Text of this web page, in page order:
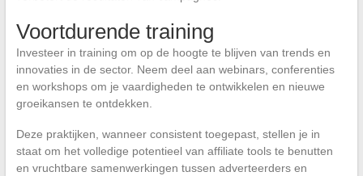
Voortdurende training
Investeer in training om op de hoogte te blijven van trends en
innovaties in de sector. Neem deel aan webinars, conferenties
en workshops om je vaardigheden te ontwikkelen en nieuwe
groeikansen te ontdekken.
Deze praktijken, wanneer consistent toegepast, stellen je in
staat om het volledige potentieel van affiliate tools te benutten
en vruchtbare samenwerkingen tussen adverteerders en